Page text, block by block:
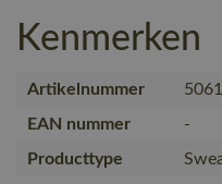
Kenmerken
Artikelnummer
EAN nummer
-
Producttype